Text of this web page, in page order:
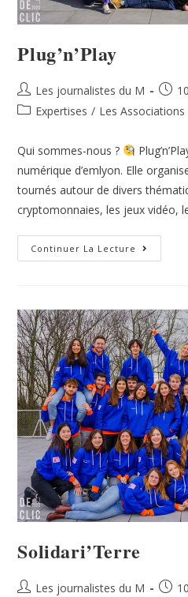
Plug’n’Play
Les journalistes du M
Expertises / Les Associations
Qui sommes-nous ?
numérique d’emlyon. Elle
tournés autour de divers
cryptomonnaies, les jeux vidéo,
Continuer La Lecture
Solidari’Terre
Les journalistes du M